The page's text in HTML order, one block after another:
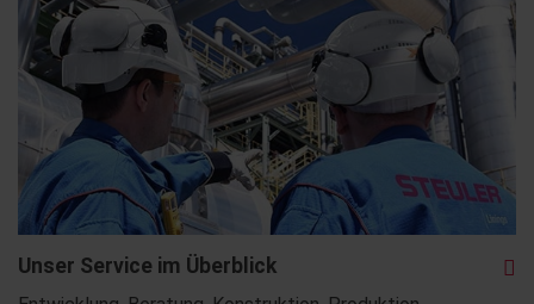
Unser Service im Überblick